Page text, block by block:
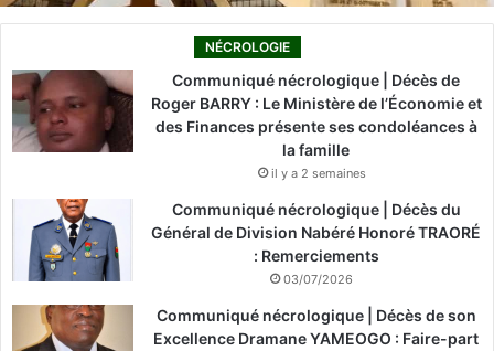
NÉCROLOGIE
Communiqué nécrologique | Décès de
Roger BARRY : Le Ministère de l’Économie et
des Finances présente ses condoléances à
la famille
il y a 2 semaines
Communiqué nécrologique | Décès du
Général de Division Nabéré Honoré TRAORÉ
: Remerciements
03/07/2026
Communiqué nécrologique | Décès de son
Excellence Dramane YAMEOGO : Faire-part